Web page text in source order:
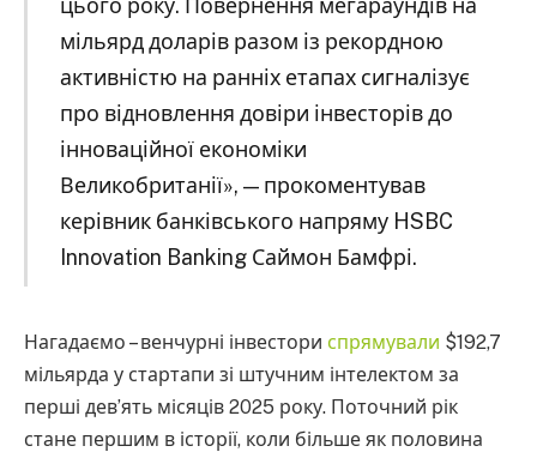
цього року. Повернення мегараундів на
мільярд доларів разом із рекордною
активністю на ранніх етапах сигналізує
про відновлення довіри інвесторів до
інноваційної економіки
Великобританії», — прокоментував
керівник банківського напряму HSBC
Innovation Banking Саймон Бамфрі.
Нагадаємо – венчурні інвестори спрямували $192,7
мільярда у стартапи зі штучним інтелектом за
перші дев’ять місяців 2025 року. Поточний рік
стане першим в історії, коли більше як половина